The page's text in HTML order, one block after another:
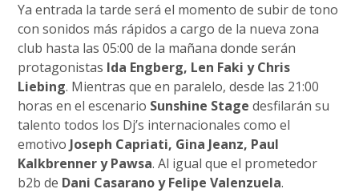
Ya entrada la tarde será el momento de subir de tono
con sonidos más rápidos a cargo de la nueva zona
club hasta las 05:00 de la mañana donde serán
protagonistas Ida Engberg, Len Faki y Chris
Liebing. Mientras que en paralelo, desde las 21:00
horas en el escenario Sunshine Stage desfilarán su
talento todos los Dj’s internacionales como el
emotivo Joseph Capriati, Gina Jeanz, Paul
Kalkbrenner y Pawsa. Al igual que el prometedor
b2b de Dani Casarano y Felipe Valenzuela.